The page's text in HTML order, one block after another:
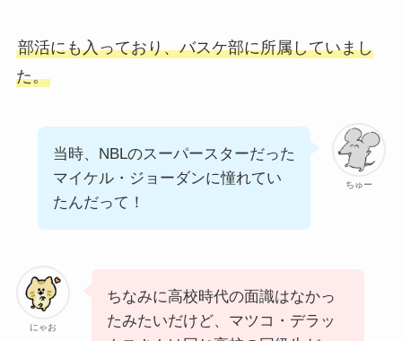
部活にも入っており、バスケ部に所属していまし
た。
ちゅー
当時、NBLのスーパースターだった
マイケル・ジョーダンに憧れてい
たんだって！
にゃお
ちなみに高校時代の面識はなかっ
たみたいだけど、マツコ・デラッ